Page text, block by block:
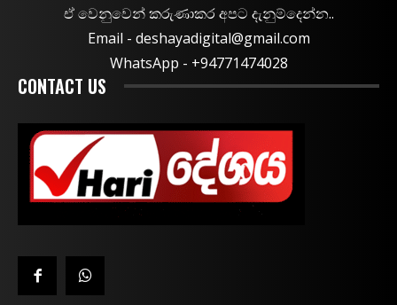
ඒ වෙනුවෙන් කරුණාකර අපට දැනුම්දෙන්න..
Email - deshayadigital@gmail.com
WhatsApp - ‪+94771474028
CONTACT US